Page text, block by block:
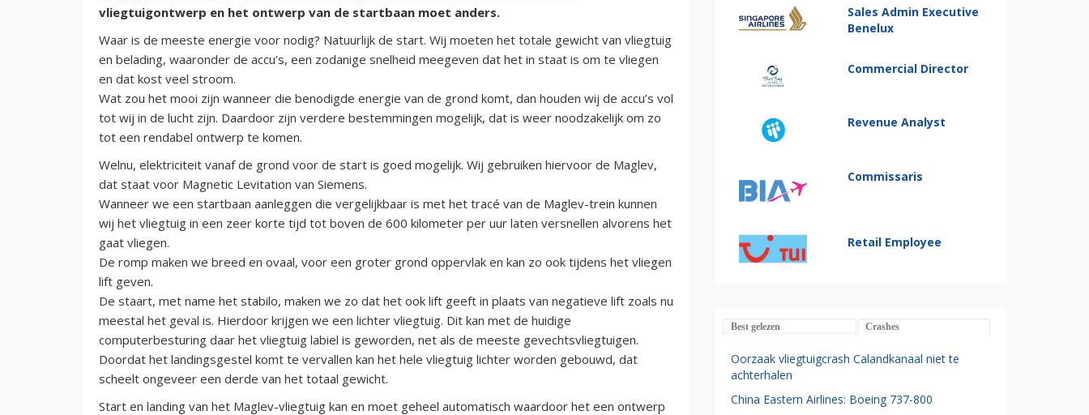
vliegtuigontwerp en het ontwerp van de startbaan moet anders.
Waar is de meeste energie voor nodig? Natuurlijk de start. Wij moeten het totale gewicht van vliegtuig
en belading, waaronder de accu’s, een zodanige snelheid meegeven dat het in staat is om te vliegen
en dat kost veel stroom.
Wat zou het mooi zijn wanneer die benodigde energie van de grond komt, dan houden wij de accu’s vol
tot wij in de lucht zijn. Daardoor zijn verdere bestemmingen mogelijk, dat is weer noodzakelijk om zo
tot een rendabel ontwerp te komen.
Welnu, elektriciteit vanaf de grond voor de start is goed mogelijk. Wij gebruiken hiervoor de Maglev,
dat staat voor Magnetic Levitation van Siemens.
Wanneer we een startbaan aanleggen die vergelijkbaar is met het tracé van de Maglev-trein kunnen
wij het vliegtuig in een zeer korte tijd tot boven de 600 kilometer per uur laten versnellen alvorens het
gaat vliegen.
De romp maken we breed en ovaal, voor een groter grond oppervlak en kan zo ook tijdens het vliegen
lift geven.
De staart, met name het stabilo, maken we zo dat het ook lift geeft in plaats van negatieve lift zoals nu
meestal het geval is. Hierdoor krijgen we een lichter vliegtuig. Dit kan met de huidige
computerbesturing daar het vliegtuig labiel is geworden, net als de meeste gevechtsvliegtuigen.
Doordat het landingsgestel komt te vervallen kan het hele vliegtuig lichter worden gebouwd, dat
scheelt ongeveer een derde van het totaal gewicht.
Start en landing van het Maglev-vliegtuig kan en moet geheel automatisch waardoor het een ontwerp
Sales Admin Executive
Benelux
Commercial Director
Revenue Analyst
Commissaris
Retail Employee
Best gelezen Crashes
Oorzaak vliegtuigcrash Calandkanaal niet te
achterhalen
China Eastern Airlines: Boeing 737-800